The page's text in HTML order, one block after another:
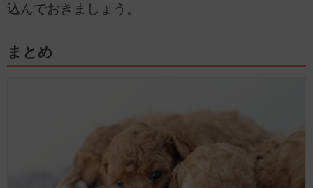
込んでおきましょう。
まとめ